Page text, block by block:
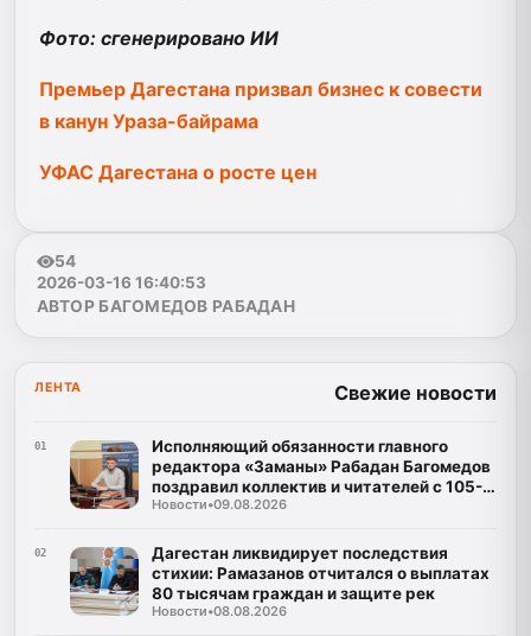
Фото: сгенерировано ИИ
Премьер Дагестана призвал бизнес к совести
в канун Ураза-байрама
УФАС Дагестана о росте цен
54
2026-03-16 16:40:53
АВТОР БАГОМЕДОВ РАБАДАН
ЛЕНТА Свежие новости
01
Исполняющий обязанности главного
редактора «Заманы» Рабадан Багомедов
поздравил коллектив и читателей с 105-
летним юбилеем газеты
Новости•09.08.2026
02
Дагестан ликвидирует последствия
стихии: Рамазанов отчитался о выплатах
80 тысячам граждан и защите рек
Новости•08.08.2026